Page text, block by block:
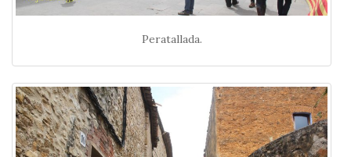
Peratallada.